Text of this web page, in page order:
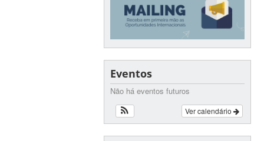
Eventos
Não há eventos futuros
Ver calendário